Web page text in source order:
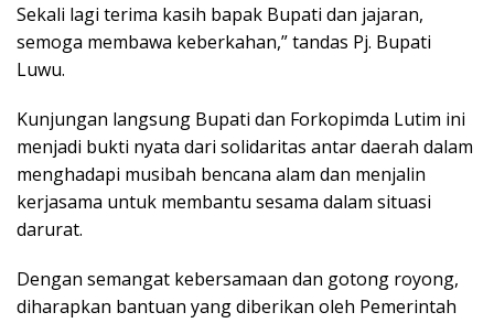
Sekali lagi terima kasih bapak Bupati dan jajaran,
semoga membawa keberkahan,” tandas Pj. Bupati
Luwu.
Kunjungan langsung Bupati dan Forkopimda Lutim ini
menjadi bukti nyata dari solidaritas antar daerah dalam
menghadapi musibah bencana alam dan menjalin
kerjasama untuk membantu sesama dalam situasi
darurat.
Dengan semangat kebersamaan dan gotong royong,
diharapkan bantuan yang diberikan oleh Pemerintah